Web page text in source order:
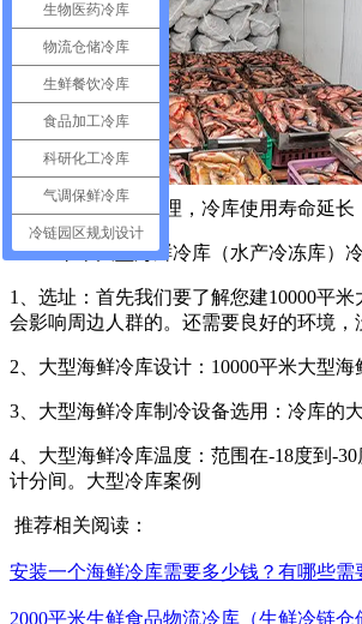
（四）设备配置合理，冷库使用寿命延长
10000平米大型海鲜冷库（水产冷冻库）
1、选址：首先我们要了解您建10000平
会影响周边人群的。还需要良好的环境，
2、大型海鲜冷库设计：10000平米大型
3、大型海鲜冷库制冷设备选用：冷库的
4、大型海鲜冷库温度：范围在-18度到-
计分间。大型冷库案例
推荐相关阅读：
安装一个海鲜冷库需要多少钱？有哪些需
2000平米生鲜食品物流冷库（生鲜冷链仓
生物医药冷库
物流仓储冷库
生鲜餐饮冷库
食品加工冷库
科研化工冷库
气调保鲜冷库
冷链园区规划设计